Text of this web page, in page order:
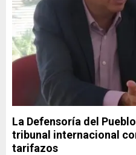
La Defensoría del
tribunal internacional
tarifazos